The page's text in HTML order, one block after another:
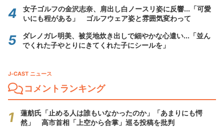
女子ゴルフの金沢志奈、肩出し白ノースリ姿に反響...「可愛
いにも程がある」 ゴルフウェア姿と雰囲気変わって
ダレノガレ明美、被災地炊き出しで細やかな心遣い...「並ん
でくれた子やとりにきてくれた子にシールを」
J-CAST ニュース
コメントランキング
蓮舫氏「止める人は誰もいなかったのか」「あまりにも愕
然」 高市首相「上空から合掌」巡る投稿を批判